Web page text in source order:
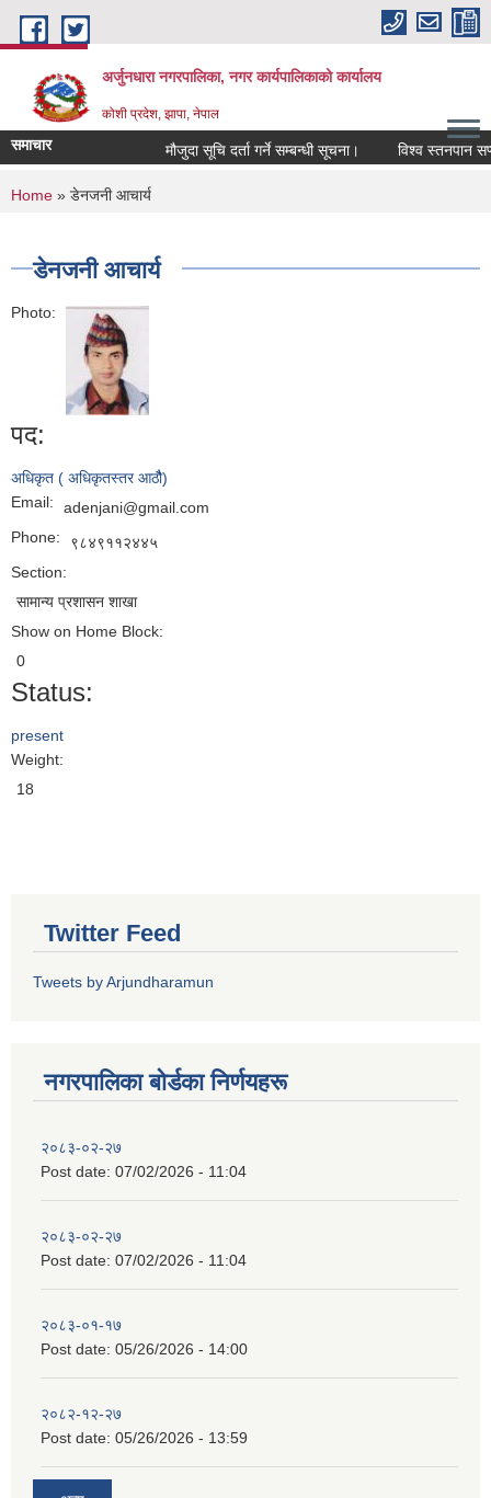
Skip to main content
अर्जुनधारा नगरपालिका, नगर कार्यपालिकाको कार्यालय
कोशी प्रदेश, झापा, नेपाल
समाचार मौजुदा सूचि दर्ता गर्ने सम्बन्धी सूचना। विश्व स्तनपान
You are here
Home » डेनजनी आचार्य
डेनजनी आचार्य
Photo:
पद:
अधिकृत ( अधिकृतस्तर आठौै)
Email:
adenjani@gmail.com
Phone:
९८४९११२४४५
Section:
सामान्य प्रशासन शाखा
Show on Home Block:
0
Status:
present
Weight:
18
Twitter Feed
Tweets by Arjundharamun
नगरपालिका बाेर्डका निर्णयहरू
२०८३-०२-२७
Post date: 07/02/2026 - 11:04
२०८३-०२-२७
Post date: 07/02/2026 - 11:04
२०८३-०१-१७
Post date: 05/26/2026 - 14:00
२०८२-१२-२७
Post date: 05/26/2026 - 13:59